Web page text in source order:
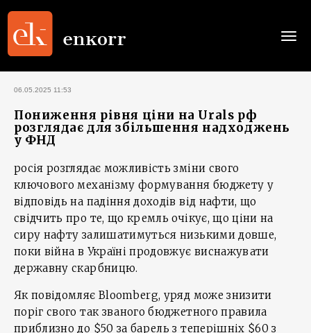
06.05.2025 11:53
Пониження рівня ціни на Urals рф
розглядає для збільшення надходжень
у ФНД
росія розглядає можливість зміни свого
ключового механізму формування бюджету у
відповідь на падіння доходів від нафти, що
свідчить про те, що кремль очікує, що ціни на
сиру нафту залишатимуться низькими довше,
поки війна в Україні продовжує виснажувати
державну скарбницю.
Як повідомляє Bloomberg, уряд може знизити
поріг свого так званого бюджетного правила
приблизно до $50 за барель з теперішніх $60 з